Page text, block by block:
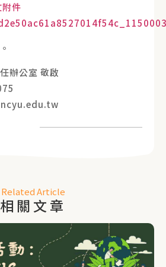
件
辦公室 敬啟
Related Article
相關文章